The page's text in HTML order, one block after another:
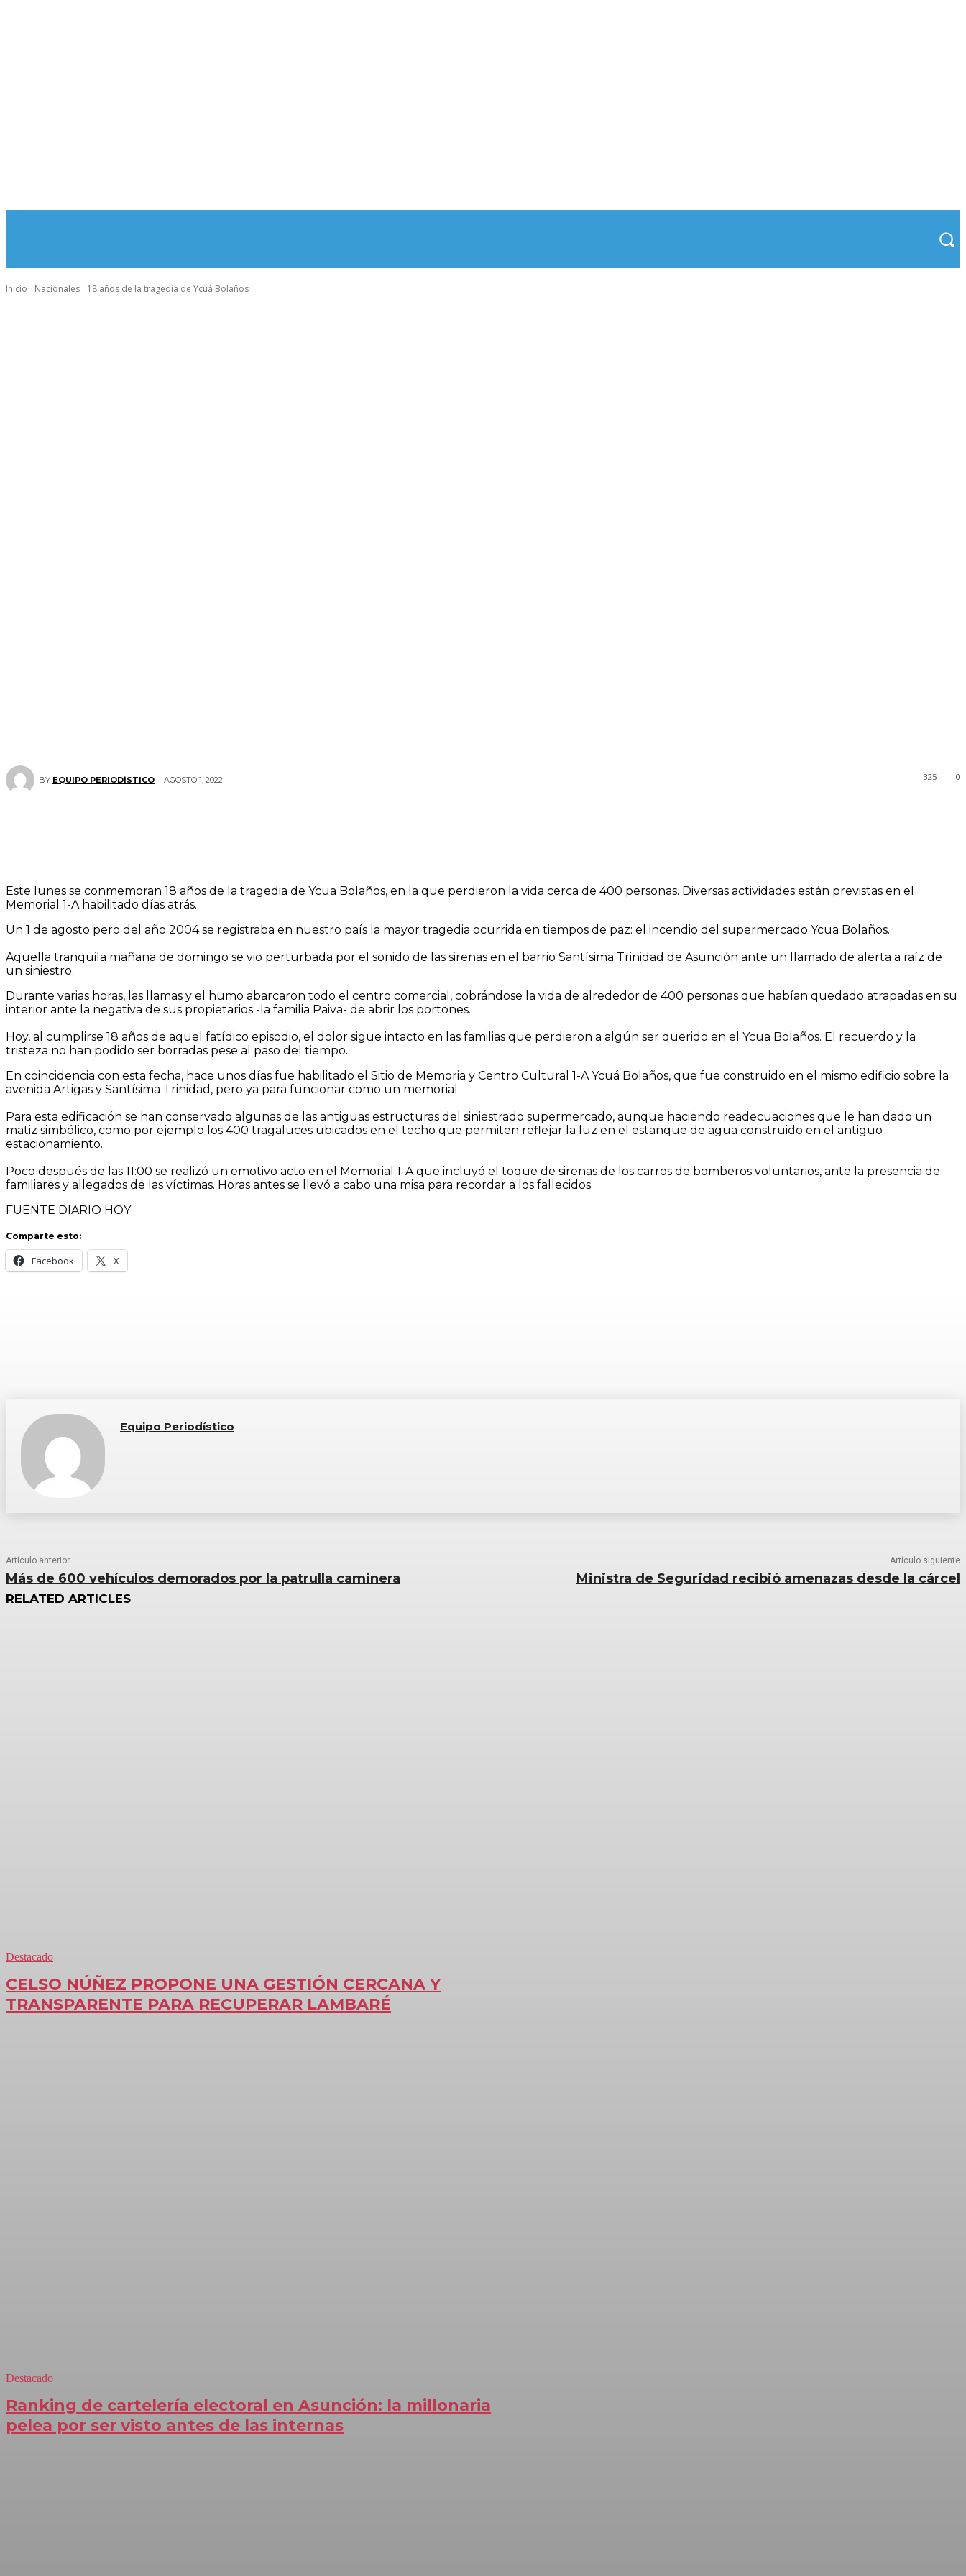
Inicio Nacionales 18 años de la tragedia de Ycuá Bolaños
BY EQUIPO PERIODÍSTICO AGOSTO 1, 2022 0
325
Este lunes se conmemoran 18 años de la tragedia de Ycua Bolaños, en la que perdieron la vida cerca de 400 personas. Diversas actividades están previstas en el
Memorial 1-A habilitado días atrás.
Un 1 de agosto pero del año 2004 se registraba en nuestro país la mayor tragedia ocurrida en tiempos de paz: el incendio del supermercado Ycua Bolaños.
Aquella tranquila mañana de domingo se vio perturbada por el sonido de las sirenas en el barrio Santísima Trinidad de Asunción ante un llamado de alerta a raíz de
un siniestro.
Durante varias horas, las llamas y el humo abarcaron todo el centro comercial, cobrándose la vida de alrededor de 400 personas que habían quedado atrapadas en su
interior ante la negativa de sus propietarios -la familia Paiva- de abrir los portones.
Hoy, al cumplirse 18 años de aquel fatídico episodio, el dolor sigue intacto en las familias que perdieron a algún ser querido en el Ycua Bolaños. El recuerdo y la
tristeza no han podido ser borradas pese al paso del tiempo.
En coincidencia con esta fecha, hace unos días fue habilitado el Sitio de Memoria y Centro Cultural 1-A Ycuá Bolaños, que fue construido en el mismo edificio sobre la
avenida Artigas y Santísima Trinidad, pero ya para funcionar como un memorial.
Para esta edificación se han conservado algunas de las antiguas estructuras del siniestrado supermercado, aunque haciendo readecuaciones que le han dado un
matiz simbólico, como por ejemplo los 400 tragaluces ubicados en el techo que permiten reflejar la luz en el estanque de agua construido en el antiguo
estacionamiento.
Poco después de las 11:00 se realizó un emotivo acto en el Memorial 1-A que incluyó el toque de sirenas de los carros de bomberos voluntarios, ante la presencia de
familiares y allegados de las víctimas. Horas antes se llevó a cabo una misa para recordar a los fallecidos.
FUENTE DIARIO HOY
Comparte esto:
Facebook X
Equipo Periodístico
Artículo anterior
Más de 600 vehículos demorados por la patrulla caminera
Artículo siguiente
Ministra de Seguridad recibió amenazas desde la cárcel
RELATED ARTICLES
Destacado
CELSO NÚÑEZ PROPONE UNA GESTIÓN CERCANA Y
TRANSPARENTE PARA RECUPERAR LAMBARÉ
Destacado
Ranking de cartelería electoral en Asunción: la millonaria
pelea por ser visto antes de las internas